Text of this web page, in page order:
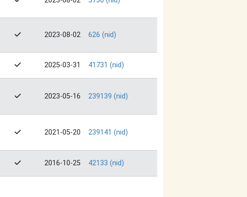
2023-08-02 626 (nid)
2025-03-31 41731 (nid)
2023-05-16 239139 (nid)
2021-05-20 239141 (nid)
2016-10-25 42133 (nid)